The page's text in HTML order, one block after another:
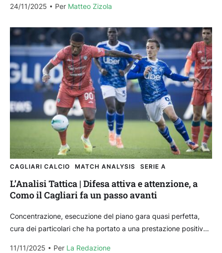
24/11/2025
Per Matteo Zizola
CAGLIARI CALCIO MATCH ANALYSIS SERIE A
L’Analisi Tattica | Difesa attiva e attenzione, a
Como il Cagliari fa un passo avanti
Concentrazione, esecuzione del piano gara quasi perfetta,
cura dei particolari che ha portato a una prestazione positiva
11/11/2025
Per La Redazione